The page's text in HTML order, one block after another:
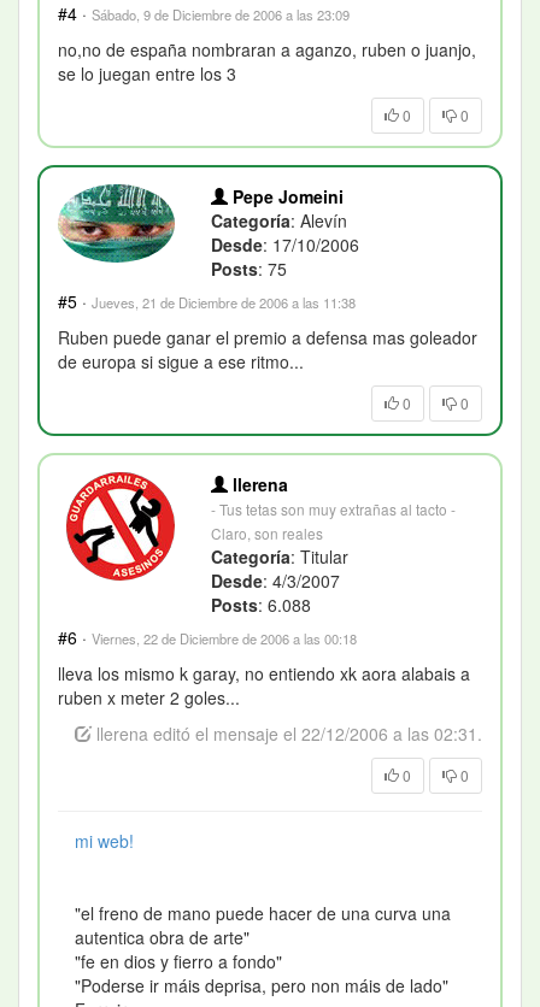
#4 · Sábado, 9 de Diciembre de 2006 a las 23:09
no,no de españa nombraran a aganzo, ruben o juanjo,
se lo juegan entre los 3
0 0
Pepe Jomeini
Categoría: Alevín
Desde: 17/10/2006
Posts: 75
#5 · Jueves, 21 de Diciembre de 2006 a las 11:38
Ruben puede ganar el premio a defensa mas goleador
de europa si sigue a ese ritmo...
0 0
llerena
- Tus tetas son muy extrañas al tacto -
Claro, son reales
Categoría: Titular
Desde: 4/3/2007
Posts: 6.088
#6 · Viernes, 22 de Diciembre de 2006 a las 00:18
lleva los mismo k garay, no entiendo xk aora alabais a
ruben x meter 2 goles...
llerena editó el mensaje el 22/12/2006 a las 02:31.
0 0
mi web!
"el freno de mano puede hacer de una curva una
autentica obra de arte"
"fe en dios y fierro a fondo"
"Poderse ir máis deprisa, pero non máis de lado"